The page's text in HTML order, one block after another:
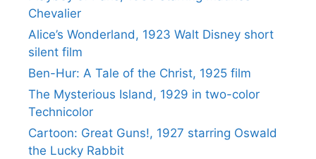
Chevalier
Alice’s Wonderland, 1923 Walt Disney short
silent film
Ben-Hur: A Tale of the Christ, 1925 film
The Mysterious Island, 1929 in two-color
Technicolor
Cartoon: Great Guns!, 1927 starring Oswald
the Lucky Rabbit